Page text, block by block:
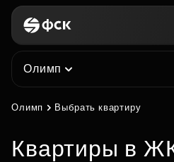
Олимп
Олимп Выбрать квартиру
квартиры в